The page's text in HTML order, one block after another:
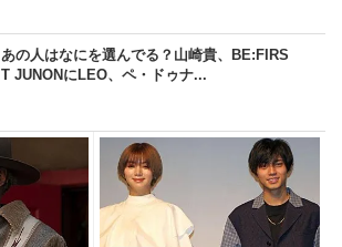
あの人はなにを選んでる？山崎貴、BE:FIRS
T JUNONにLEO、ペ・ドゥナ...